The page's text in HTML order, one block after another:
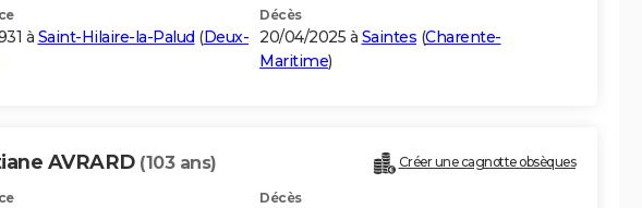
à Saint-Hilaire-la-Palud (Deux-
Décès
20/04/2025 à Saintes (Charente-
Maritime)
AVRARD (103 ans) Créer une cagnotte obsèques
Décès